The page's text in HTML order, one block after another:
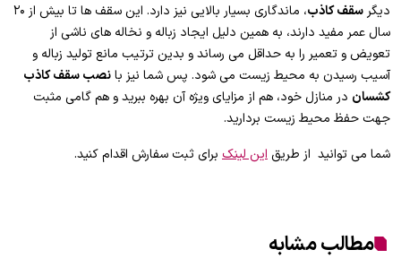
دیگر سقف کاذب
، ماندگاری بسیار بالایی نیز دارد. این سقف ها تا بیش از ۲۰
سال عمر مفید دارند، به همین دلیل ایجاد زباله و نخاله های ناشی از
تعویض و تعمیر را به حداقل می رساند و بدین ترتیب مانع تولید زباله و
آسیب رسیدن به محیط زیست می شود. پس شما نیز بانصب سقف کاذب
کشسان در منازل خود، هم از مزایای ویژه آن بهره ببرید و هم گامی مثبت
جهت حفظ محیط زیست بردارید.
شما می توانید از طریق این لینک برای ثبت سفارش اقدام کنید.
مطالب مشابه